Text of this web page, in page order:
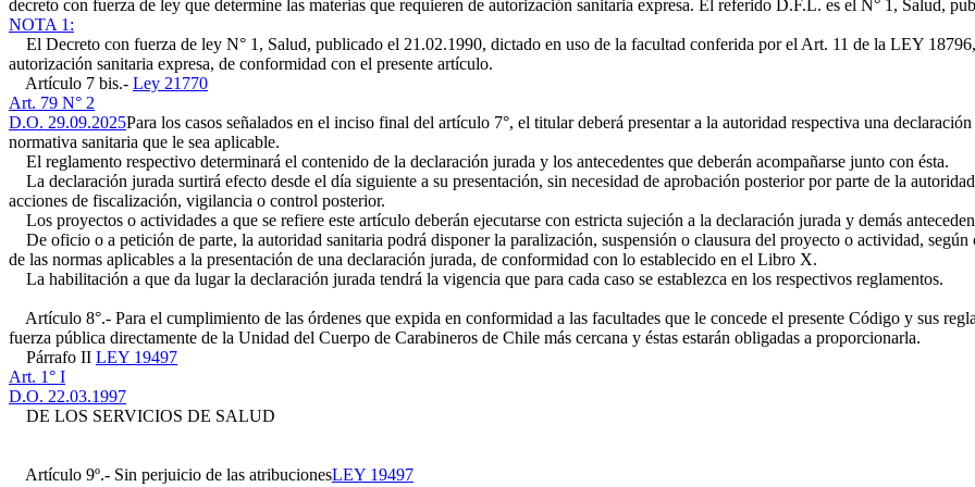
decreto con fuerza de ley que determine las materias que requieren de autorización sanitaria expresa. El referido D.F.L. es el N° 1, Salud,
NOTA 1:
El Decreto con fuerza de ley N° 1, Salud, publicado el 21.02.1990, dictado en uso de la facultad conferida por el Art. 11 de la LEY
autorización sanitaria expresa, de conformidad con el presente artículo.
Artículo 7 bis.- Ley 21770
Art. 79 N° 2
D.O. 29.09.2025Para los casos señalados en el inciso final del artículo 7°, el titular deberá presentar a la autoridad respectiva una
normativa sanitaria que le sea aplicable.
El reglamento respectivo determinará el contenido de la declaración jurada y los antecedentes que deberán acompañarse junto con ésta.
La declaración jurada surtirá efecto desde el día siguiente a su presentación, sin necesidad de aprobación posterior por parte de la
acciones de fiscalización, vigilancia o control posterior.
Los proyectos o actividades a que se refiere este artículo deberán ejecutarse con estricta sujeción a la declaración jurada y demás
De oficio o a petición de parte, la autoridad sanitaria podrá disponer la paralización, suspensión o clausura del proyecto o actividad,
de las normas aplicables a la presentación de una declaración jurada, de conformidad con lo establecido en el Libro X.
La habilitación a que da lugar la declaración jurada tendrá la vigencia que para cada caso se establezca en los respectivos reglamentos.
Artículo 8°.- Para el cumplimiento de las órdenes que expida en conformidad a las facultades que le concede el presente Código y sus
fuerza pública directamente de la Unidad del Cuerpo de Carabineros de Chile más cercana y éstas estarán obligadas a proporcionarla.
Párrafo II LEY 19497
Art. 1° I
D.O. 22.03.1997
DE LOS SERVICIOS DE SALUD
Artículo 9º.- Sin perjuicio de las atribucionesLEY 19497